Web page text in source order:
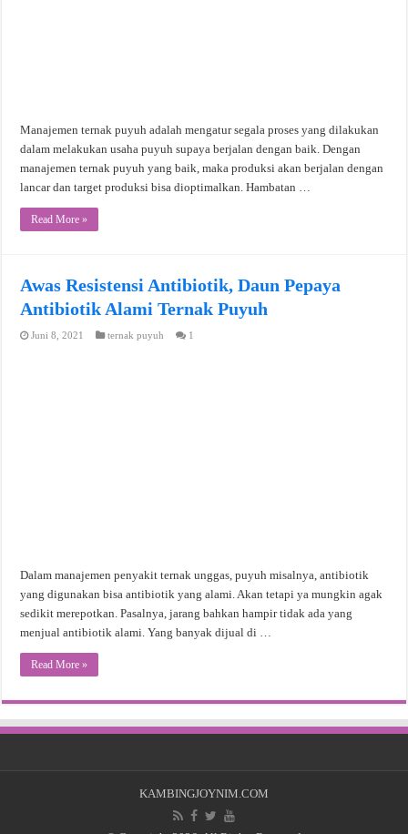
Manajemen ternak puyuh adalah mengatur segala proses yang dilakukan
dalam melakukan usaha puyuh supaya berjalan dengan baik. Dengan
manajemen ternak puyuh yang baik, maka produksi akan berjalan dengan
lancar dan target produksi bisa dioptimalkan. Hambatan …
Read More »
Awas Resistensi Antibiotik, Daun Pepaya
Antibiotik Alami Ternak Puyuh
Juni 8, 2021 ternak puyuh 1
Dalam manajemen penyakit ternak unggas, puyuh misalnya, antibiotik
yang digunakan bisa antibiotik yang alami. Akan tetapi ya mungkin agak
sedikit merepotkan. Pasalnya, jarang bahkan hampir tidak ada yang
menjual antibiotik alami. Yang banyak dijual di …
Read More »
KAMBINGJOYNIM.COM